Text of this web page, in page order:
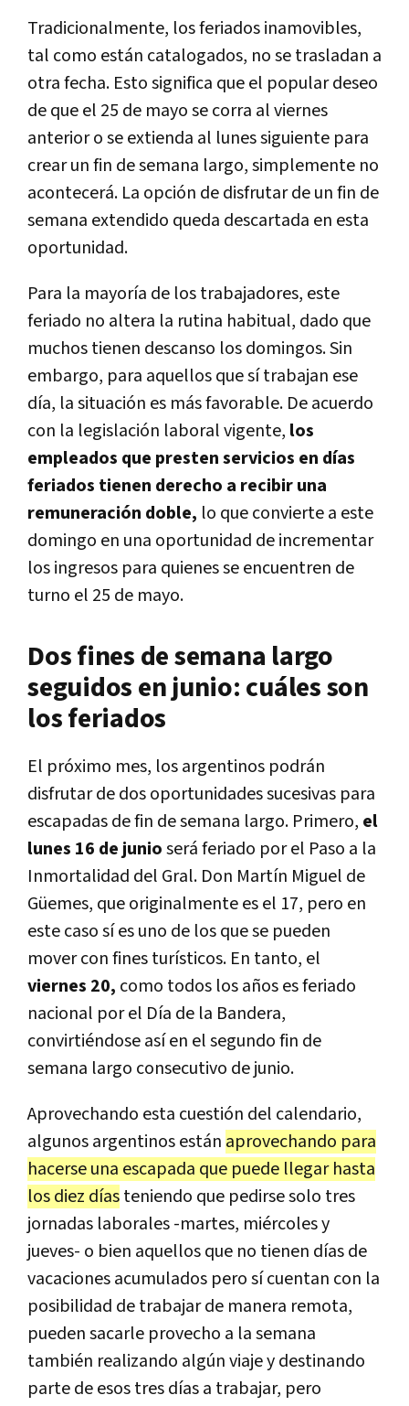
Tradicionalmente, los feriados inamovibles,
tal como están catalogados, no se trasladan a
otra fecha. Esto significa que el popular deseo
de que el 25 de mayo se corra al viernes
anterior o se extienda al lunes siguiente para
crear un fin de semana largo, simplemente no
acontecerá. La opción de disfrutar de un fin de
semana extendido queda descartada en esta
oportunidad.
Para la mayoría de los trabajadores, este
feriado no altera la rutina habitual, dado que
muchos tienen descanso los domingos. Sin
embargo, para aquellos que sí trabajan ese
día, la situación es más favorable. De acuerdo
con la legislación laboral vigente, los
empleados que presten servicios en días
feriados tienen derecho a recibir una
remuneración doble, lo que convierte a este
domingo en una oportunidad de incrementar
los ingresos para quienes se encuentren de
turno el 25 de mayo.
Dos fines de semana largo
seguidos en junio: cuáles son
los feriados
El próximo mes, los argentinos podrán
disfrutar de dos oportunidades sucesivas para
escapadas de fin de semana largo. Primero, el
lunes 16 de junioserá feriado por el Paso a la
Inmortalidad del Gral. Don Martín Miguel de
Güemes, que originalmente es el 17, pero en
este caso sí es uno de los que se pueden
mover con fines turísticos. En tanto, el
viernes 20, como todos los años es feriado
nacional por el Día de la Bandera,
convirtiéndose así en el segundo fin de
semana largo consecutivo de junio.
Aprovechando esta cuestión del calendario,
algunos argentinos están aprovechando para
hacerse una escapada que puede llegar hasta
los diez díasteniendo que pedirse solo tres
jornadas laborales -martes, miércoles y
jueves- o bien aquellos que no tienen días de
vacaciones acumulados pero sí cuentan con la
posibilidad de trabajar de manera remota,
pueden sacarle provecho a la semana
también realizando algún viaje y destinando
parte de esos tres días a trabajar, pero